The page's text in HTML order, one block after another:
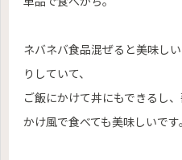
ネバネバ食品混ぜると美味し
りしていて、
ご飯にかけて丼にもできるし
かけ風で食べても美味しいです。